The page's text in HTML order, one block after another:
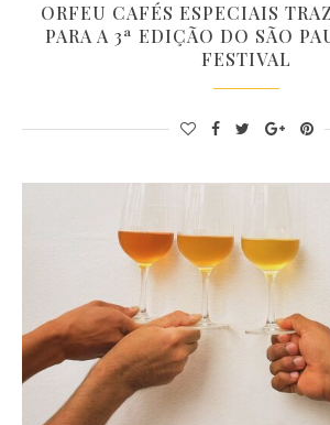
ORFEU CAFÉS ESPECIAIS
PARA A 3ª EDIÇÃO DO SÃO
FESTIVAL